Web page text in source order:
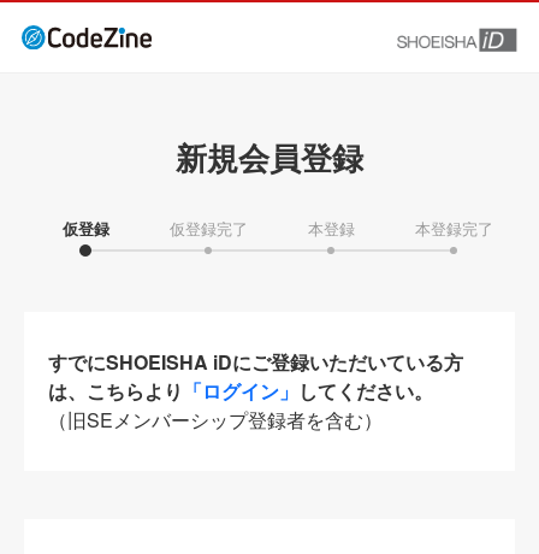
新規会員登録
仮登録 仮登録完了 本登録 本登録完了
すでにSHOEISHA iDにご登録いただいている方
は、こちらより 「ログイン」 してください。
（旧SEメンバーシップ登録者を含む）